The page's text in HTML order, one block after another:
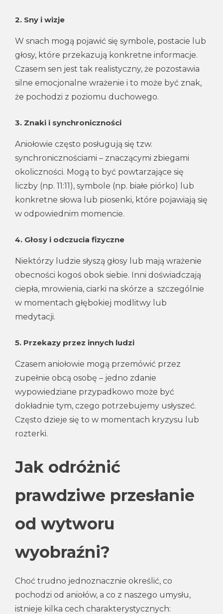
2. Sny i wizje
W snach mogą pojawić się symbole, postacie lub
głosy, które przekazują konkretne informacje.
Czasem sen jest tak realistyczny, że pozostawia
silne emocjonalne wrażenie i to może być znak,
że pochodzi z poziomu duchowego.
3. Znaki i synchroniczności
Aniołowie często posługują się tzw.
synchronicznościami – znaczącymi zbiegami
okoliczności. Mogą to być powtarzające się
liczby (np. 11:11), symbole (np. białe piórko) lub
konkretne słowa lub piosenki, które pojawiają się
w odpowiednim momencie.
4. Głosy i odczucia fizyczne
Niektórzy ludzie słyszą głosy lub mają wrażenie
obecności kogoś obok siebie. Inni doświadczają
ciepła, mrowienia, ciarki na skórze a szczególnie
w momentach głębokiej modlitwy lub
medytacji.
5. Przekazy przez innych ludzi
Czasem aniołowie mogą przemówić przez
zupełnie obcą osobę – jedno zdanie
wypowiedziane przypadkowo może być
dokładnie tym, czego potrzebujemy usłyszeć.
Często dzieje się to w momentach kryzysu lub
rozterki.
Jak odróżnić
prawdziwe przesłanie
od wytworu
wyobraźni?
Choć trudno jednoznacznie określić, co
pochodzi od aniołów, a co z naszego umysłu,
istnieje kilka cech charakterystycznych: